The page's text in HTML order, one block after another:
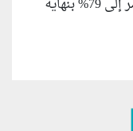
ارتفعت معدلات الشمول المالي في مصر إلى 79% بنهاية